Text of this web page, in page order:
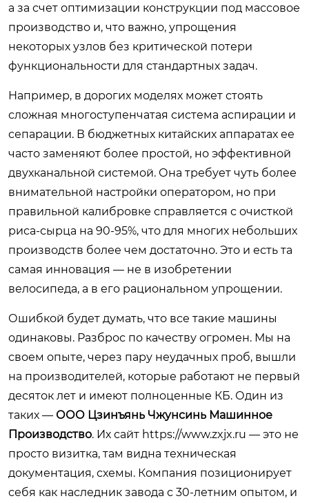
а за счет оптимизации конструкции под массовое
производство и, что важно, упрощения
некоторых узлов без критической потери
функциональности для стандартных задач.
Например, в дорогих моделях может стоять
сложная многоступенчатая система аспирации и
сепарации. В бюджетных китайских аппаратах ее
часто заменяют более простой, но эффективной
двухканальной системой. Она требует чуть более
внимательной настройки оператором, но при
правильной калибровке справляется с очисткой
риса-сырца на 90-95%, что для многих небольших
производств более чем достаточно. Это и есть та
самая инновация — не в изобретении
велосипеда, а в его рациональном упрощении.
Ошибкой будет думать, что все такие машины
одинаковы. Разброс по качеству огромен. Мы на
своем опыте, через пару неудачных проб, вышли
на производителей, которые работают не первый
десяток лет и имеют полноценные КБ. Один из
таких — ООО Цзинъянь Чжунсинь Машинное
Производство. Их сайт https://www.zxjx.ru — это не
просто визитка, там видна техническая
документация, схемы. Компания позиционирует
себя как наследник завода с 30-летним опытом, и